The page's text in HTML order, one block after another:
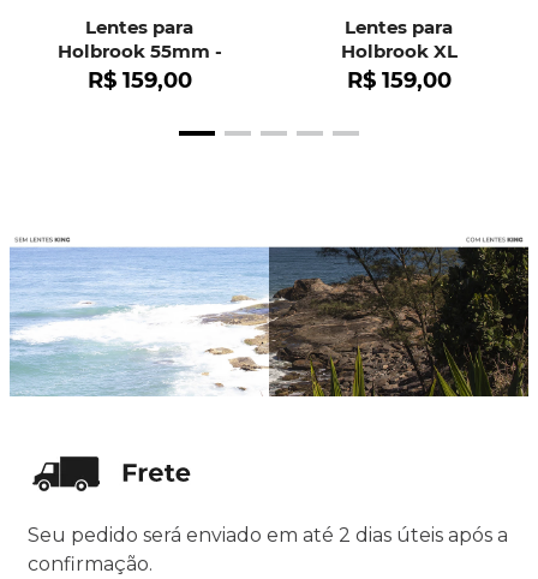
Lentes para
Holbrook 55mm -
OO9102
R$ 159,00
Lentes para
Holbrook XL
R$ 159,00
Seu pedido será enviado em até 2 dias úteis após a
confirmação.